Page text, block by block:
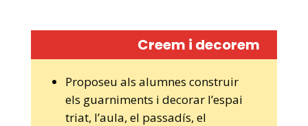
Creem i decorem
Proposeu als alumnes construir
els guarniments i decorar l’espai
triat, l’aula, el passadís, el